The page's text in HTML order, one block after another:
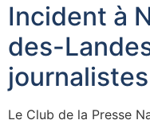
Incident à
des-
Le Club de la Presse